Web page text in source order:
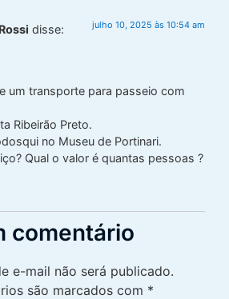
disse: julho 10, 2025 às 10:54 am
um transporte para passeio com
Ribeirão Preto.
no Museu de Portinari.
Qual o valor é quantas pessoas ?
comentário
e-mail não será publicado.
são marcados com *